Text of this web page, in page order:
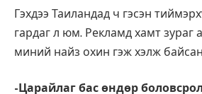
Гэхдээ Таиландад ч гэсэн
гардаг л юм. Рекламд хамт зураг
миний найз охин гэж хэлж
-Царайлаг бас өндөр